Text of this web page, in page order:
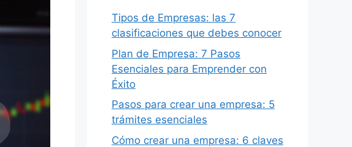
Tipos de Empresas: las 7
clasificaciones que debes conocer
Plan de Empresa: 7 Pasos
Esenciales para Emprender con
Éxito
Pasos para crear una empresa: 5
trámites esenciales
Cómo crear una empresa: 6 claves